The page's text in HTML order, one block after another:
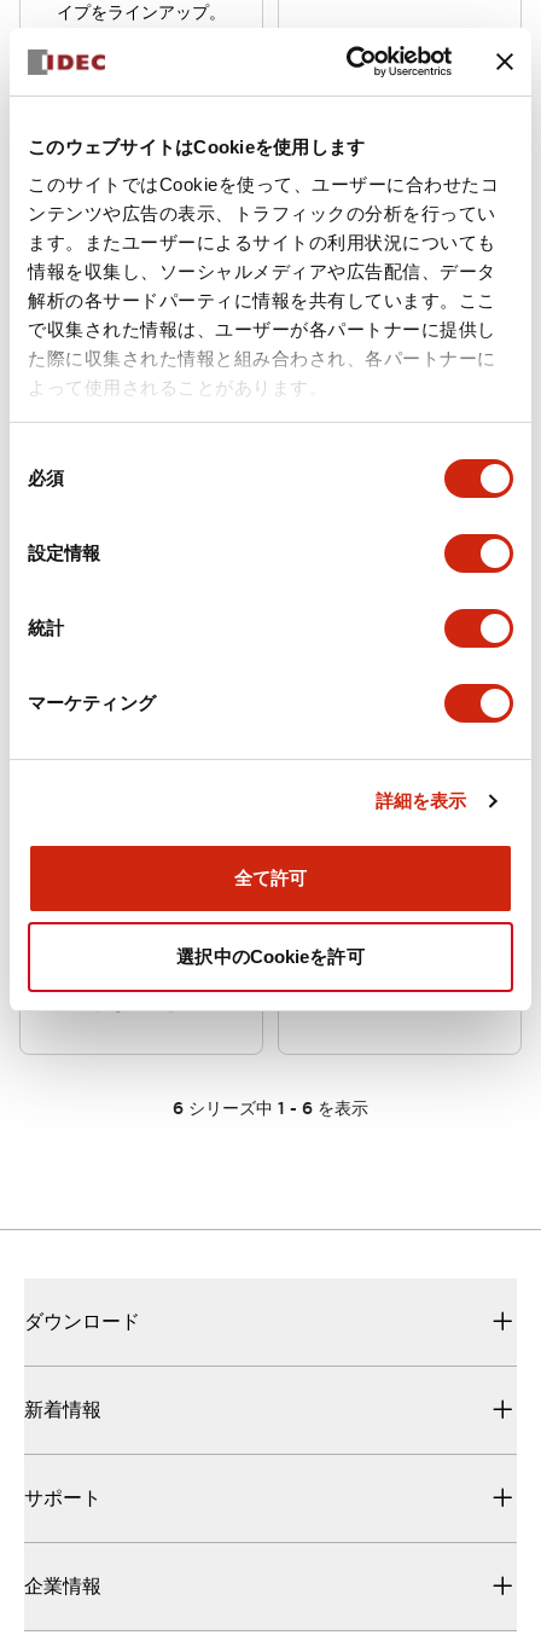
このウェブサイトはCookieを使用します
このサイトではCookieを使って、ユーザーに合わせたコ
ンテンツや広告の表示、トラフィックの分析を行ってい
ます。またユーザーによるサイトの利用状況についても
情報を収集し、ソーシャルメディアや広告配信、データ
解析の各サードパーティに情報を共有しています。ここ
で収集された情報は、ユーザーが各パートナーに提供し
た際に収集された情報と組み合わされ、各パートナーに
よって使用されることがあります。
必須
設定情報
統計
マーケティング
詳細を表示
全て許可
選択中のCookieを許可
イプをラインアップ。
意。
SF1V形リレーソケ
ット
リレーに適合するDIN
ト基板用ソケット
ワンタッチSソケッ
ト
標準ねじ端子形、フィ
ンガープロテクト形な
リレーソケット
標準ねじ端子形とフィ
Push-in式のソケット
で省工数と効率化を実
6 シリーズ中 1 - 6 を表示
ダウンロード
新着情報
サポート
企業情報